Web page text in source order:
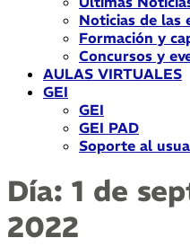
Noticias de las
Formación y
Concursos y
AULAS VIRTUALES
GEI
GEI
GEI PAD
Soporte al
Día: 1 de
2022